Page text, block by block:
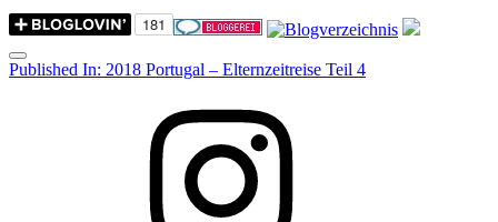
Menu
Post
Published In: 2018 Portugal – Elternzeitreise Teil 4